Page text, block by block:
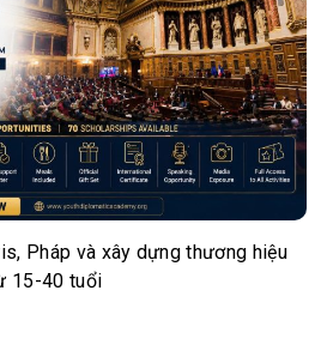
Pháp và xây dựng thương hiệu
15-40 tuổi